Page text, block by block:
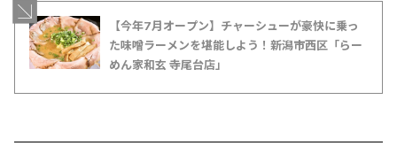
【今年7月オープン】チャーシューが豪快に乗っ
た味噌ラーメンを堪能しよう！新潟市西区「らー
めん家和玄 寺尾台店」